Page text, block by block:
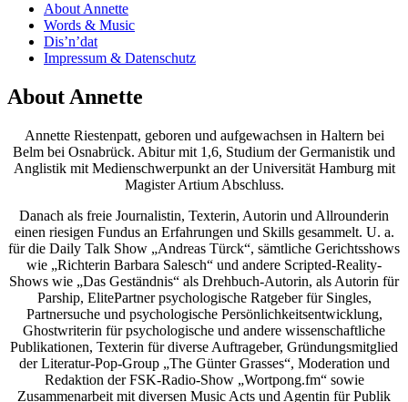
About Annette
Words & Music
Dis’n’dat
Impressum & Datenschutz
About Annette
Annette Riestenpatt, geboren und aufgewachsen in Haltern bei
Belm bei Osnabrück. Abitur mit 1,6, Studium der Germanistik und
Anglistik mit Medienschwerpunkt an der Universität Hamburg mit
Magister Artium Abschluss.
Danach als freie Journalistin, Texterin, Autorin und Allrounderin
einen riesigen Fundus an Erfahrungen und Skills gesammelt. U. a.
für die Daily Talk Show „Andreas Türck“, sämtliche Gerichtsshows
wie „Richterin Barbara Salesch“ und andere Scripted-Reality-
Shows wie „Das Geständnis“ als Drehbuch-Autorin, als Autorin für
Parship, ElitePartner psychologische Ratgeber für Singles,
Partnersuche und psychologische Persönlichkeitsentwicklung,
Ghostwriterin für psychologische und andere wissenschaftliche
Publikationen, Texterin für diverse Auftrageber, Gründungsmitglied
der Literatur-Pop-Group „The Günter Grasses“, Moderation und
Redaktion der FSK-Radio-Show „Wortpong.fm“ sowie
Zusammenarbeit mit diversen Music Acts und Agentin für Publik